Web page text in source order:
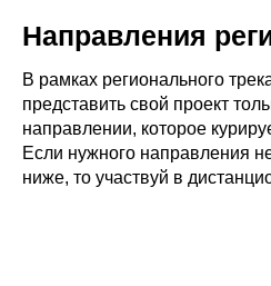
В рамках регионального
представить свой проект
направлении, которое
Если нужного направления
ниже, то участвуй в
Направления